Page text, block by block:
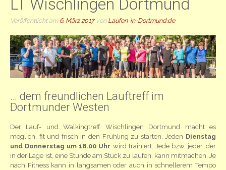
LT Wischlingen Dortmund
Veröffentlicht am 6. März 2017von Laufen-in-Dortmund.de
… dem freundlichen Lauftreff im
Dortmunder Westen
Der Lauf- und Walkingtreff Wischlingen Dortmund macht es
möglich, fit und frisch in den Frühling zu starten. Jeden Dienstag
und Donnerstag um 18.00 Uhr wird trainiert. Jede bzw. jeder, der
in der Lage ist, eine Stunde am Stück zu laufen, kann mitmachen. Je
nach Fitness kann in langsamen oder auch in schnellerem Tempo